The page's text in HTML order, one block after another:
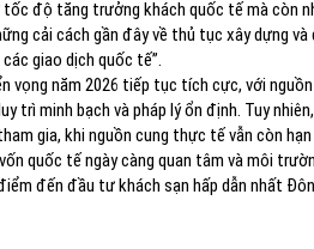
độ tăng trưởng khách quốc tế mà còn
cải cách gần đây về thủ tục xây dựng
giao dịch quốc tế”.
vọng năm 2026 tiếp tục tích cực, với
trì minh bạch và pháp lý ổn định. Tuy
gia, khi nguồn cung thực tế vẫn còn hạn
quốc tế ngày càng quan tâm và môi
đến đầu tư khách sạn hấp dẫn nhất